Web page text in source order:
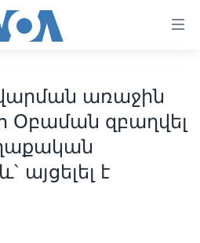
առաջին
զբաղվել
այցելել է